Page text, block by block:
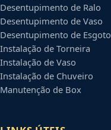
Desentupimento de Ralo
Desentupimento de Vaso
Desentupimento de Esgoto
Instalação de Torneira
Instalação de Vaso
Instalação de Chuveiro
Manutenção de Box